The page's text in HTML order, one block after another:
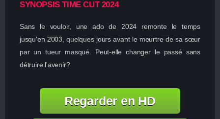
SYNOPSIS TIME CUT 2024
Sans le vouloir, une ado de 2024 remonte le temps
jusqu'en 2003, quelques jours avant le meurtre de sa sœur
par un tueur masqué. Peut-elle changer le passé sans
détruire l'avenir?
Regarder en HD